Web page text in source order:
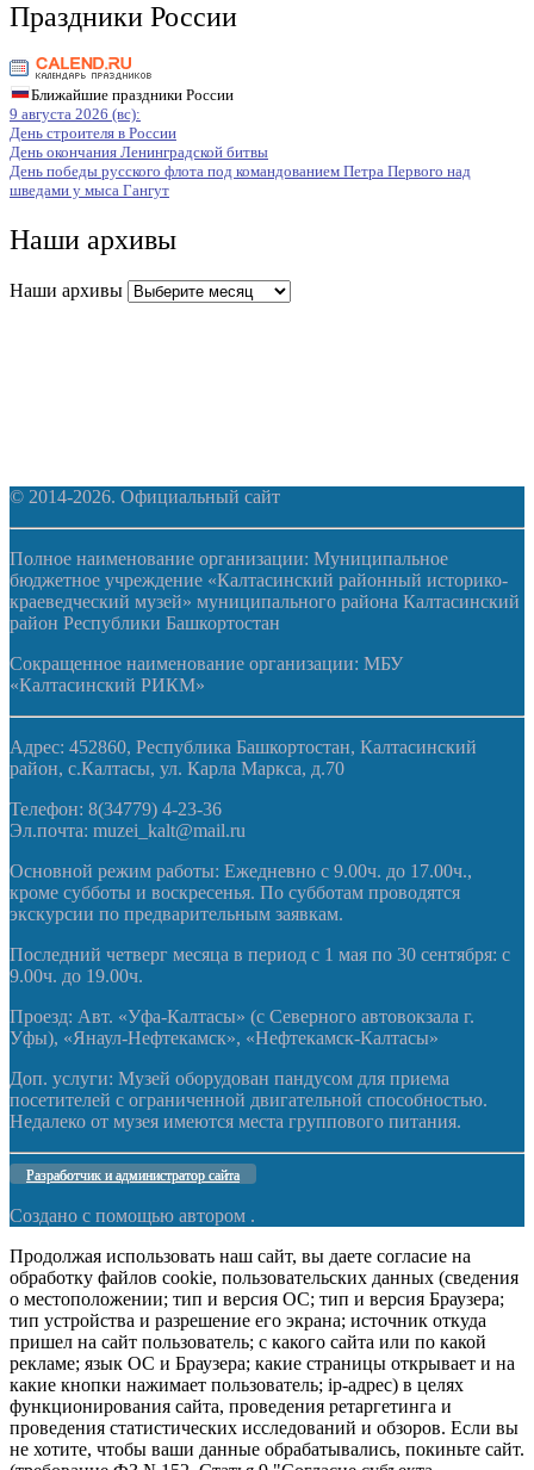
Праздники России
Ближайшие праздники России
9 августа 2026 (вс):
День строителя в России
День окончания Ленинградской битвы
День победы русского флота под командованием Петра Первого над
шведами у мыса Гангут
Наши архивы
Наши архивы
© 2014-2026. Официальный сайт
Полное наименование организации: Муниципальное
бюджетное учреждение «Калтасинский районный историко-
краеведческий музей» муниципального района Калтасинский
район Республики Башкортостан
Сокращенное наименование организации: МБУ
«Калтасинский РИКМ»
Адрес: 452860, Республика Башкортостан, Калтасинский
район, с.Калтасы, ул. Карла Маркса, д.70
Телефон: 8(34779) 4-23-36
Эл.почта: muzei_kalt@mail.ru
Основной режим работы: Ежедневно с 9.00ч. до 17.00ч.,
кроме субботы и воскресенья. По субботам проводятся
экскурсии по предварительным заявкам.
Последний четверг месяца в период с 1 мая по 30 сентября: с
9.00ч. до 19.00ч.
Проезд: Авт. «Уфа-Калтасы» (с Северного автовокзала г.
Уфы), «Янаул-Нефтекамск», «Нефтекамск-Калтасы»
Доп. услуги: Музей оборудован пандусом для приема
посетителей с ограниченной двигательной способностью.
Недалеко от музея имеются места группового питания.
Разработчик и администратор сайта
Создано с помощью автором .
Продолжая использовать наш сайт, вы даете согласие на
обработку файлов cookie, пользовательских данных (сведения
о местоположении; тип и версия ОС; тип и версия Браузера;
тип устройства и разрешение его экрана; источник откуда
пришел на сайт пользователь; с какого сайта или по какой
рекламе; язык ОС и Браузера; какие страницы открывает и на
какие кнопки нажимает пользователь; ip-адрес) в целях
функционирования сайта, проведения ретаргетинга и
проведения статистических исследований и обзоров. Если вы
не хотите, чтобы ваши данные обрабатывались, покиньте сайт.